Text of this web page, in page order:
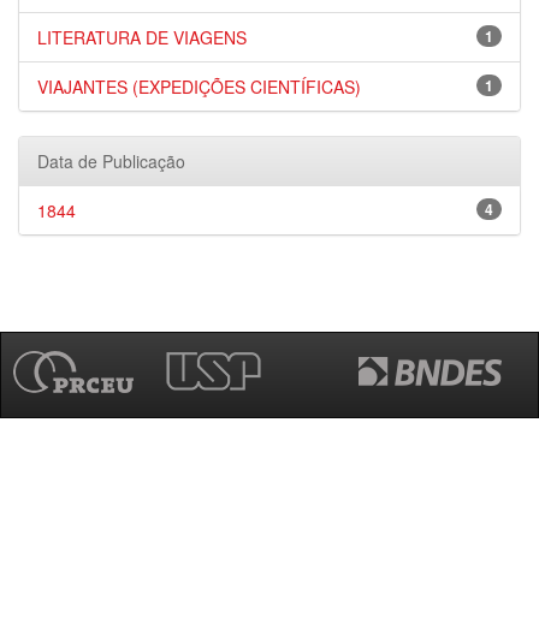
1
LITERATURA DE VIAGENS
1
VIAJANTES (EXPEDIÇÕES CIENTÍFICAS)
Data de Publicação
4
1844